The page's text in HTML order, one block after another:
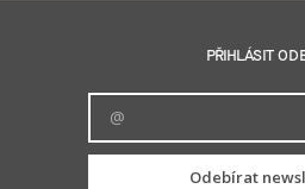
PŘIHLÁSIT
Odebírat